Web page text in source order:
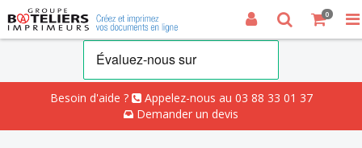
Besoin d'aide ?
Appelez-nous au 03 88 33 01 37
Demander un devis
0